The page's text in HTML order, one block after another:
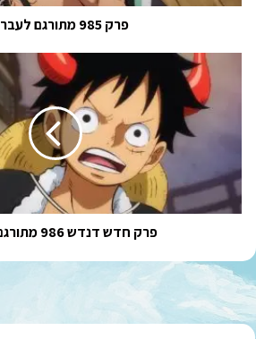
פרק 985 מתורגם לעברית!
דנדש
מתורגם
פרק חדש דנדש 986 מתורגם למשהו